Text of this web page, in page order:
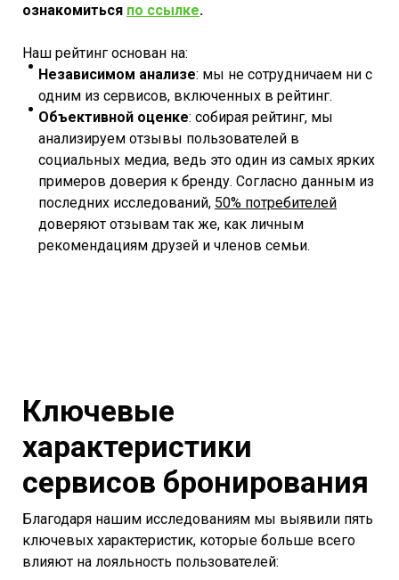
ознакомиться по ссылке.
Наш рейтинг основан на:
Независимом анализе: мы не сотрудничаем ни с
одним из сервисов, включенных в рейтинг.
Объективной оценке: собирая рейтинг, мы
анализируем отзывы пользователей в
социальных медиа, ведь это один из самых ярких
примеров доверия к бренду. Согласно данным из
последних исследований, 50% потребителей
доверяют отзывам так же, как личным
рекомендациям друзей и членов семьи.
Ключевые
характеристики
сервисов бронирования
Благодаря нашим исследованиям мы выявили пять
ключевых характеристик, которые больше всего
влияют на лояльность пользователей: